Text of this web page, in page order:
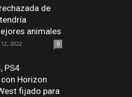
de
animales
2022 0
PS4
Horizon
fijado para